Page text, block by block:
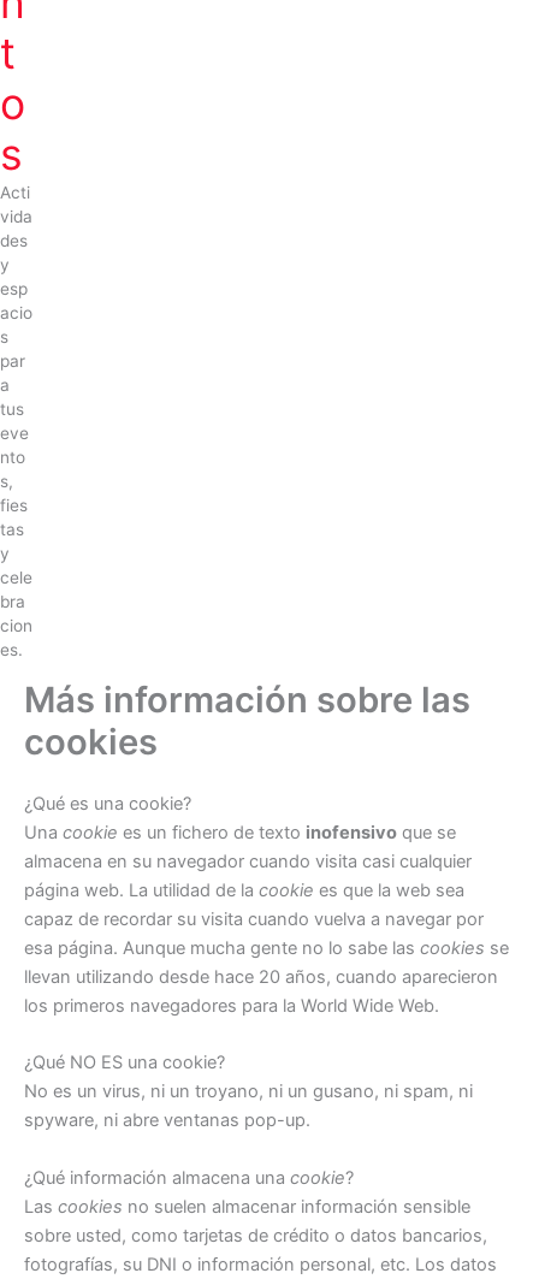
t
o
s
Acti
vida
des
y
esp
acio
s
par
a
tus
eve
nto
s,
fies
tas
y
cele
bra
cion
es.
Más información sobre las
cookies
¿Qué es una cookie?
Una cookie es un fichero de texto inofensivo que se
almacena en su navegador cuando visita casi cualquier
página web. La utilidad de la cookie es que la web sea
capaz de recordar su visita cuando vuelva a navegar por
esa página. Aunque mucha gente no lo sabe las cookies se
llevan utilizando desde hace 20 años, cuando aparecieron
los primeros navegadores para la World Wide Web.
¿Qué NO ES una cookie?
No es un virus, ni un troyano, ni un gusano, ni spam, ni
spyware, ni abre ventanas pop-up.
¿Qué información almacena una cookie?
Las cookies no suelen almacenar información sensible
sobre usted, como tarjetas de crédito o datos bancarios,
fotografías, su DNI o información personal, etc. Los datos